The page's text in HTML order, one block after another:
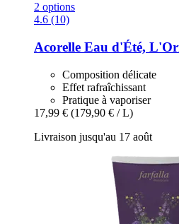
2 options
4.6 (10)
Acorelle Eau d'Été,
Composition délicate
Effet rafraîchissant
Pratique à vaporiser
17,99 € (179,90 € / L)
Livraison jusqu'au 17 août